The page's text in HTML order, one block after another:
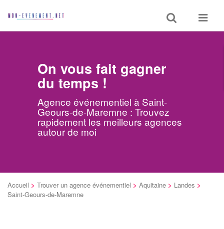
Toggle
search
Toggle
On vous fait gagner
du temps !
Agence événementiel à Saint-
Geours-de-Maremne : Trouvez
rapidement les meilleurs agences
autour de moi
Accueil > Trouver un agence événementiel > Aquitaine > Landes >
Saint-Geours-de-Maremne